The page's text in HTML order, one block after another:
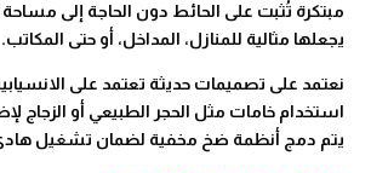
مبتكرة تُثبت على الحائط دون الحاجة إلى مساحة
يجعلها مثالية للمنازل، المداخل، أو حتى المكاتب.
نعتمد على تصميمات حديثة تعتمد على
استخدام خامات مثل الحجر الطبيعي أو الزجاج
يتم دمج أنظمة ضخ مخفية لضمان تشغيل